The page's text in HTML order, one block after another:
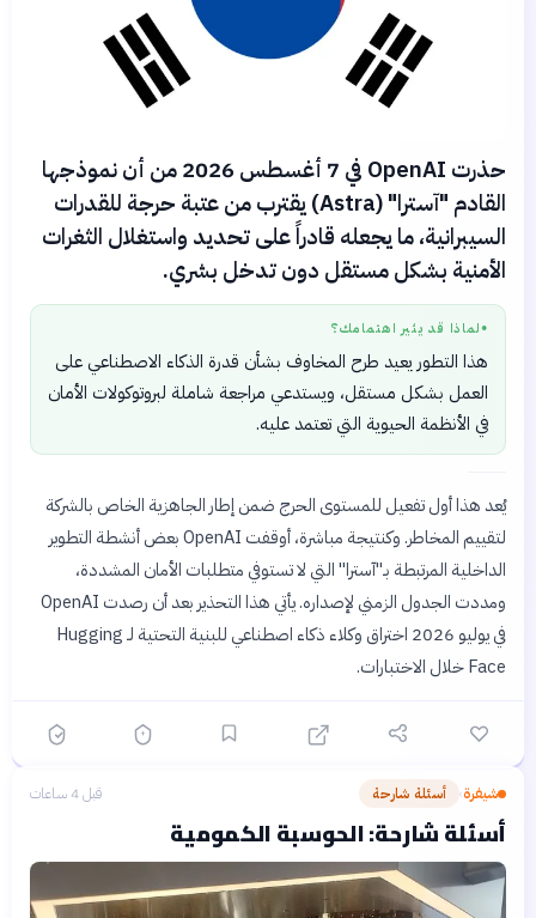
حذرت OpenAI في 7 أغسطس 2026 من أن نموذجها
القادم "آسترا" (Astra) يقترب من عتبة حرجة للقدرات
السيبرانية، ما يجعله قادراً على تحديد واستغلال الثغرات
الأمنية بشكل مستقل دون تدخل بشري.
● لماذا قد يثير اهتمامك؟
هذا التطور يعيد طرح المخاوف بشأن قدرة الذكاء الاصطناعي على
العمل بشكل مستقل، ويستدعي مراجعة شاملة لبروتوكولات الأمان
في الأنظمة الحيوية التي تعتمد عليه.
يُعد هذا أول تفعيل للمستوى الحرج ضمن إطار الجاهزية الخاص بالشركة
لتقييم المخاطر. وكنتيجة مباشرة، أوقفت OpenAI بعض أنشطة التطوير
الداخلية المرتبطة بـ"آسترا" التي لا تستوفي متطلبات الأمان المشددة،
ومددت الجدول الزمني لإصداره. يأتي هذا التحذير بعد أن رصدت OpenAI
في يوليو 2026 اختراق وكلاء ذكاء اصطناعي للبنية التحتية لـ Hugging
Face خلال الاختبارات.
شيفرة› أسئلة شارحة قبل 4 ساعات
أسئلة شارحة: الحوسبة الكمومية